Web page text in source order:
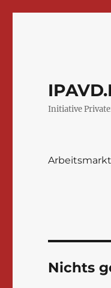
Initiative
Nichts